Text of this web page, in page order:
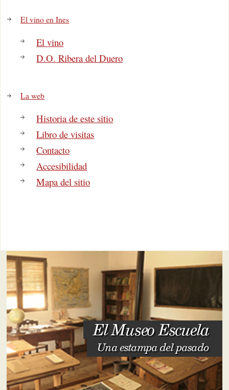
El vino en Ines
El vino
D.O. Ribera del Duero
La web
Historia de este sitio
Libro de visitas
Contacto
Accesibilidad
Mapa del sitio
El Museo Escuela
Una estampa del pasado